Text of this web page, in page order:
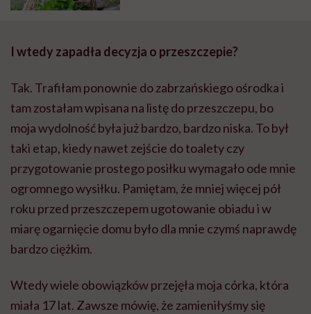
I wtedy zapadła decyzja o przeszczepie?
Tak. Trafiłam ponownie do zabrzańskiego ośrodka i
tam zostałam wpisana na listę do przeszczepu, bo
moja wydolność była już bardzo, bardzo niska. To był
taki etap, kiedy nawet zejście do toalety czy
przygotowanie prostego posiłku wymagało ode mnie
ogromnego wysiłku. Pamiętam, że mniej więcej pół
roku przed przeszczepem ugotowanie obiadu i w
miarę ogarnięcie domu było dla mnie czymś naprawdę
bardzo ciężkim.
Wtedy wiele obowiązków przejęła moja córka, która
miała 17 lat. Zawsze mówię, że zamieniłyśmy się